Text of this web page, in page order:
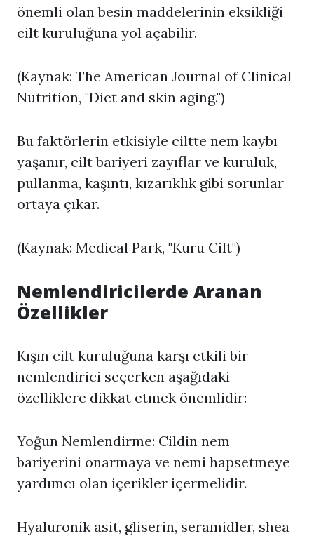
önemli olan besin maddelerinin eksikliği
cilt kuruluğuna yol açabilir.
(Kaynak: The American Journal of Clinical
Nutrition, "Diet and skin aging.")
Bu faktörlerin etkisiyle ciltte nem kaybı
yaşanır, cilt bariyeri zayıflar ve kuruluk,
pullanma, kaşıntı, kızarıklık gibi sorunlar
ortaya çıkar.
(Kaynak: Medical Park, "Kuru Cilt")
Nemlendiricilerde Aranan
Özellikler
Kışın cilt kuruluğuna karşı etkili bir
nemlendirici seçerken aşağıdaki
özelliklere dikkat etmek önemlidir:
Yoğun Nemlendirme: Cildin nem
bariyerini onarmaya ve nemi hapsetmeye
yardımcı olan içerikler içermelidir.
Hyaluronik asit, gliserin, seramidler, shea